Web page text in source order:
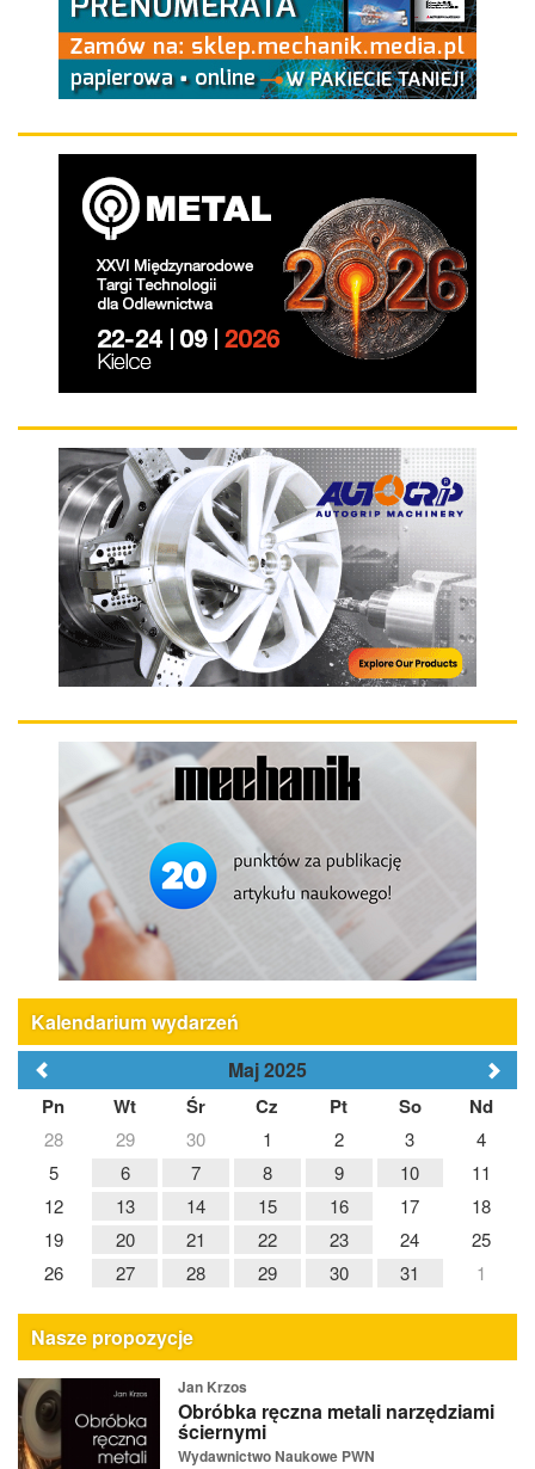
Kalendarium wydarzeń
Maj 2025
Pn Wt Śr Cz Pt So Nd
28 29 30 1 2 3
4
5
6 7 8 9 10
11
12
13 14 15 16 17
18
19
20 21 22 23 24
25
26
27 28 29 30 31 1
Nasze propozycje
Jan Krzos
Obróbka ręczna metali narzędziami
ściernymi
Wydawnictwo Naukowe PWN